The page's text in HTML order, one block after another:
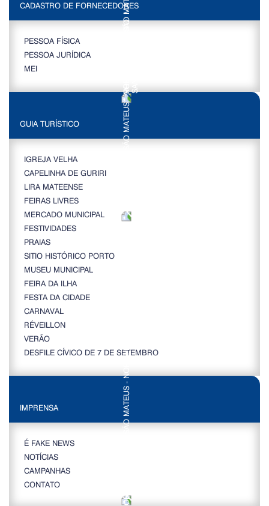
CADASTRO DE FORNECEDORES
PESSOA FÍSICA
PESSOA JURÍDICA
MEI
GUIA TURÍSTICO
IGREJA VELHA
CAPELINHA DE GURIRI
LIRA MATEENSE
FEIRAS LIVRES
MERCADO MUNICIPAL
FESTIVIDADES
PRAIAS
SITIO HISTÓRICO PORTO
MUSEU MUNICIPAL
FEIRA DA ILHA
FESTA DA CIDADE
CARNAVAL
RÉVEILLON
VERÃO
DESFILE CÍVICO DE 7 DE SETEMBRO
IMPRENSA
É FAKE NEWS
NOTÍCIAS
CAMPANHAS
CONTATO